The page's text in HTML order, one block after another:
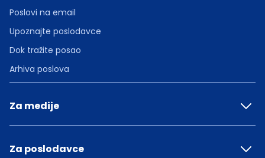
Poslovi na email
Upoznajte poslodavce
Dok tražite posao
Arhiva poslova
Za medije
Za poslodavce